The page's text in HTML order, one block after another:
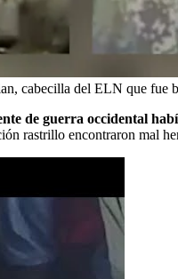
cabecilla del ELN que fue
de guerra occidental
rastrillo encontraron mal